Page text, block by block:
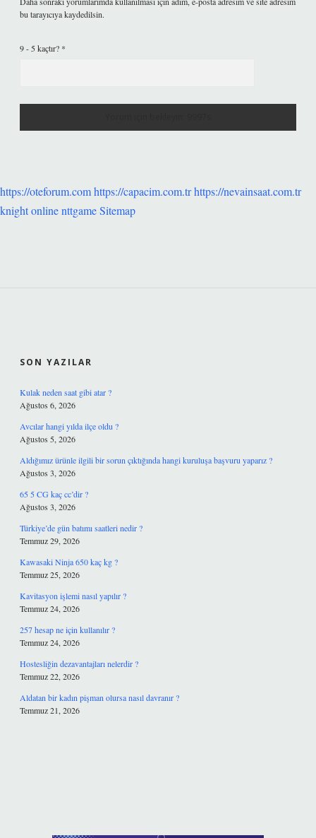
bu tarayıcıya kaydedilsin.
9 - 5 kaçtır? *
https://oteforum.comhttps://capacim.com.trhttps://nevainsaat.com.tr
knight onlinenttgameSitemap
SON YAZILAR
Kulak neden saat gibi atar ?
Ağustos 6, 2026
Avcılar hangi yılda ilçe oldu ?
Ağustos 5, 2026
Aldığımız ürünle ilgili bir sorun çıktığında hangi kuruluşa başvuru yaparız ?
Ağustos 3, 2026
65 5 CG kaç cc’dir ?
Ağustos 3, 2026
Türkiye’de gün batımı saatleri nedir ?
Temmuz 29, 2026
Kawasaki Ninja 650 kaç kg ?
Temmuz 25, 2026
Kavitasyon işlemi nasıl yapılır ?
Temmuz 24, 2026
257 hesap ne için kullanılır ?
Temmuz 24, 2026
Hostesliğin dezavantajları nelerdir ?
Temmuz 22, 2026
Aldatan bir kadın pişman olursa nasıl davranır ?
Temmuz 21, 2026